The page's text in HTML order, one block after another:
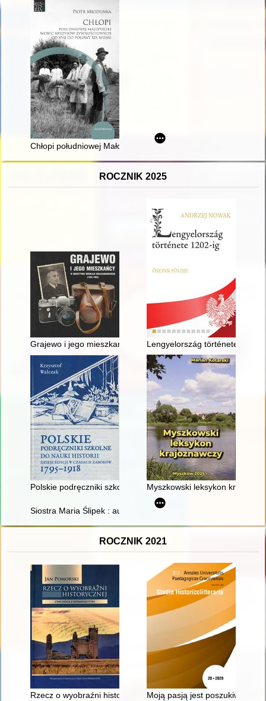
Chłopi południowej Małopolski wobec kryzysów
ROCZNIK 2025
Grajewo i jego mieszkańcy w obiektywie Mikołaja
Lengyelország története 1202-
Polskie podręczniki szkolne do nauki historii : dzieje edycji w
Myszkowski leksykon
Siostra Maria Ślipek : autobiografia : to, co jeszcze pamiętam
ROCZNIK 2021
Rzecz o wyobraźni historycznej : ćwiczenia z hermeneutyki
Moją pasją jest poszukiwanie"